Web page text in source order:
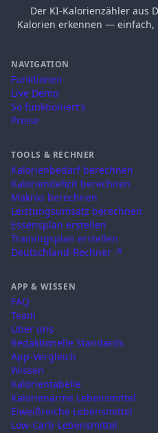
Der KI-Kalorienzähler aus
Kalorien erkennen — einfach,
NAVIGATION
Funktionen
Live Demo
So funktioniert's
Preise
TOOLS & RECHNER
Kalorienbedarf berechnen
Kaloriendefizit berechnen
Makros berechnen
Leistungsumsatz berechnen
Essensplan erstellen
Trainingsplan erstellen
Deutschland-Rechner ↗
APP & WISSEN
FAQ
Team
Über uns
Redaktionelle Standards
App-Vergleich
Wissen
Kalorientabelle
Kalorienarme Lebensmittel
Eiweißreiche Lebensmittel
Low-Carb-Lebensmittel